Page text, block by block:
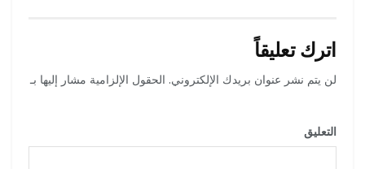
اترك تعليقاً
لن يتم نشر عنوان بريدك الإلكتروني. الحقول الإلزامية مشار إليها بـ
التعليق